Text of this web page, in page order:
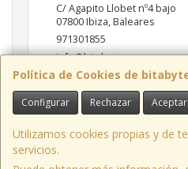
Política de Cookies de
Configurar Rechazar
Utilizamos cookies propias y de
servicios.
C/ Agapito Llobet nº4 bajo
07800Ibiza,Baleares
971301855
info@bitabyte.es
Horario
10:00 - 18:00